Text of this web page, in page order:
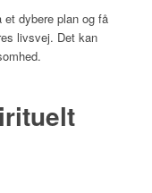
dybere plan og få
livsvej. Det kan